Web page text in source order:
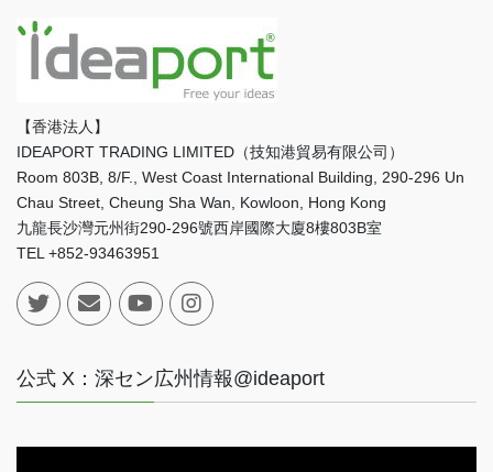
【香港法人】
IDEAPORT TRADING LIMITED（技知港貿易有限公司）
Room 803B, 8/F., West Coast International Building, 290-296 Un
Chau Street, Cheung Sha Wan, Kowloon, Hong Kong
九龍長沙灣元州街290-296號西岸國際大廈8樓803B室
TEL +852-93463951
公式 X：深セン広州情報@ideaport